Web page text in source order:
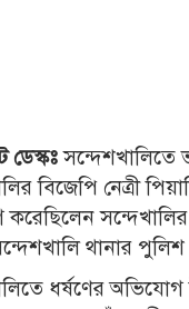
ডেস্কঃসন্দেশখালিতে
বিজেপি নেত্রী
থানার
ধর্ষণের